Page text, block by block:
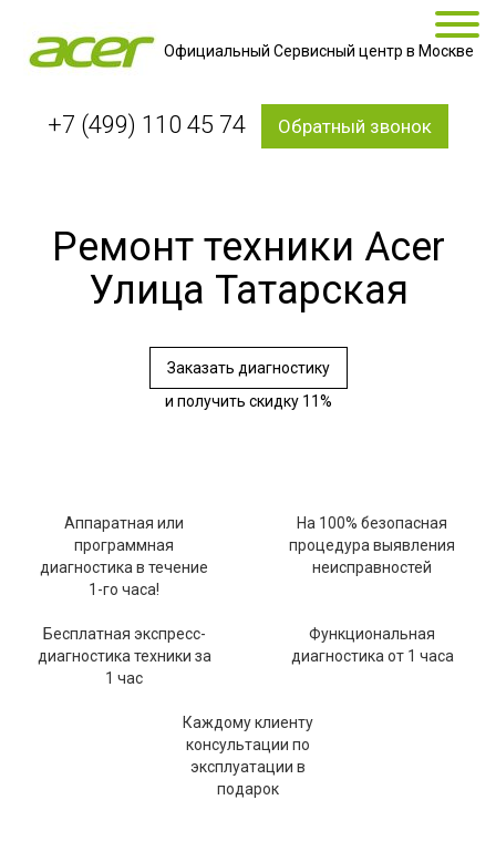
Официальный Сервисный центр в Москве
+7 (499) 110 45 74 Обратный звонок
Ремонт техники Acer
Улица Татарская
Заказать диагностику
и получить скидку 11%
Аппаратная или
программная
диагностика в течение
1-го часа!
На 100% безопасная
процедура выявления
неисправностей
Бесплатная экспресс-
диагностика техники за
1 час
Функциональная
диагностика от 1 часа
Каждому клиенту
консультации по
эксплуатации в
подарок